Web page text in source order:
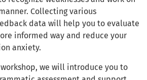
Collecting various
data will help you to evaluate
informed way and reduce your
anxiety.
we will introduce you to